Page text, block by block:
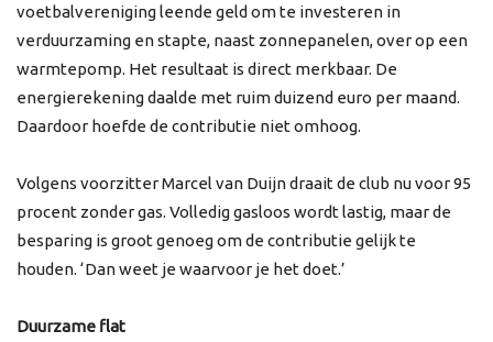
voetbalvereniging leende geld om te investeren in
verduurzaming en stapte, naast zonnepanelen, over op een
warmtepomp. Het resultaat is direct merkbaar. De
energierekening daalde met ruim duizend euro per maand.
Daardoor hoefde de contributie niet omhoog.
Volgens voorzitter Marcel van Duijn draait de club nu voor 95
procent zonder gas. Volledig gasloos wordt lastig, maar de
besparing is groot genoeg om de contributie gelijk te
houden. ‘Dan weet je waarvoor je het doet.’
Duurzame flat